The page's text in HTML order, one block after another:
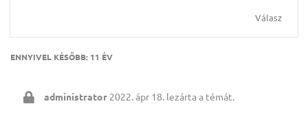
Válasz
ENNYIVEL KÉSŐBB: 11 ÉV
administrator 2022. ápr 18. lezárta a témát.